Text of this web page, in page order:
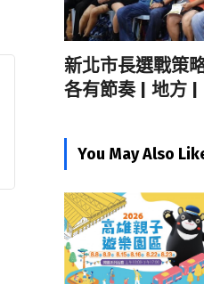
新北市長選戰策
各有節奏 | 地方 |
You May Also